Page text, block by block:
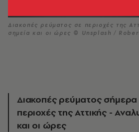
Διακοπές ρεύματος σε περιοχές της
σημεία και οι ώρες © Unsplash /
Διακοπές ρεύματος
περιοχές της Αττικής -
και οι ώρες